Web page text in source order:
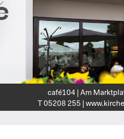
café104 | Am
T 05208 255 |